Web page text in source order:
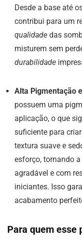
Desde a base até
contribui para um
qualidade das
misturem sem
durabilidade
Alta Pigmentação
possuem uma
aplicação, o que
suficiente para
textura suave e
esforço, tornando
agradável e com
iniciantes. Isso
acabamento
Para quem esse